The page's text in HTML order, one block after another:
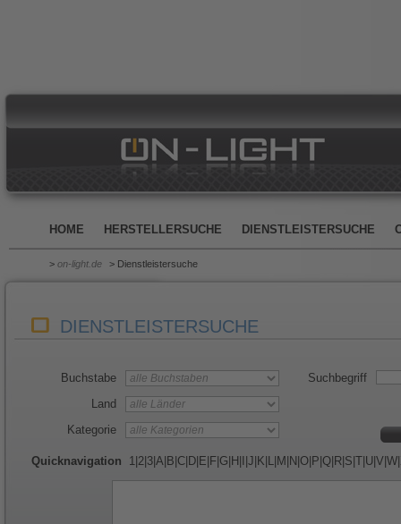
HOME HERSTELLERSUCHE DIENSTLEISTERSUCHE
> on-light.de > Dienstleistersuche
DIENSTLEISTERSUCHE
Buchstabe
Land
Kategorie
Suchbegriff
Quicknavigation 1 2 3 A B C D E F G H J K L M N O P Q R S T U V W